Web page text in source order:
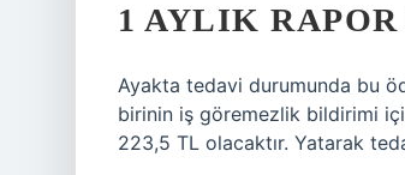
1 AYLIK
Ayakta tedavi durumunda bu
birinin iş göremezlik bildirimi
223,5 TL olacaktır. Yatarak